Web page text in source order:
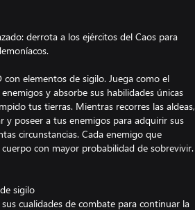
derrota a los ejércitos del Caos para
elementos de sigilo. Juega como el
y absorbe sus habilidades únicas
tus tierras. Mientras recorres las aldeas,
poseer a tus enemigos para adquirir sus
circunstancias. Cada enemigo que
con mayor probabilidad de sobrevivir.
sigilo
cualidades de combate para continuar la